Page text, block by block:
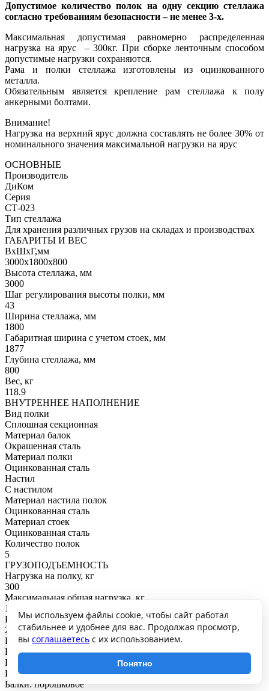
Допустимое количество полок на одну секцию стеллажа
согласно требованиям безопасности – не менее 3-х.
Максимальная допустимая равномерно распределенная
нагрузка на ярус – 300кг. При сборке ленточным способом
допустимые нагрузки сохраняются.
Рама и полки стеллажа изготовлены из оцинкованного
металла.
Обязательным является крепление рам стеллажа к полу
анкерными болтами.
Внимание!
Нагрузка на верхний ярус должна составлять не более 30% от
номинального значения максимальной нагрузки на ярус
ОСНОВНЫЕ
Производитель
ДиКом
Серия
СТ-023
Тип стеллажа
Для хранения различных грузов на складах и производствах
ГАБАРИТЫ И ВЕС
ВхШхГ,мм
3000x1800x800
Высота стеллажа, мм
3000
Шаг регулирования высоты полки, мм
43
Ширина стеллажа, мм
1800
Габаритная ширина с учетом стоек, мм
1877
Глубина стеллажа, мм
800
Вес, кг
118.9
ВНУТРЕННЕЕ НАПОЛНЕНИЕ
Вид полки
Сплошная секционная
Материал балок
Окрашенная сталь
Материал полки
Оцинкованная сталь
Настил
С настилом
Материал настила полок
Оцинкованная сталь
Материал стоек
Оцинкованная сталь
Количество полок
5
ГРУЗОПОДЪЕМНОСТЬ
Нагрузка на полку, кг
300
Максимальная общая нагрузка, кг
1500
Нагрузка на секцию, кг
2700
ПОКРЫТИЕ И ЦВЕТ
RAL
Балки: RAL7180
Покрытие
Балки: порошковое
Мы используем файлы cookie, чтобы сайт работал
стабильнее и удобнее для вас. Продолжая просмотр,
вы соглашаетесь с их использованием.
Понятно